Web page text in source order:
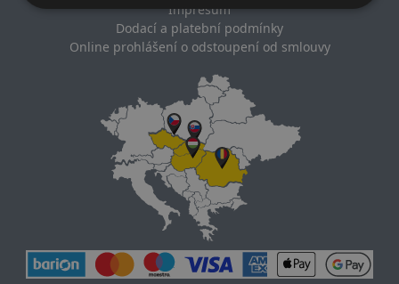
Impresum
Dodací a platební podmínky
Online prohlášení o odstoupení od smlouvy